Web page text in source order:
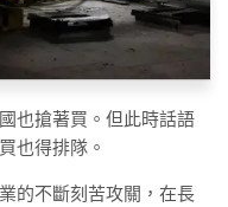
也搶著買。但此時話語
也得排隊。
的不斷刻苦攻關，在長